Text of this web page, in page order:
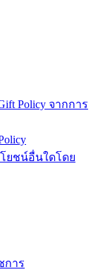
Policy จากการ
ยชน์อื่นใดโดย
การ